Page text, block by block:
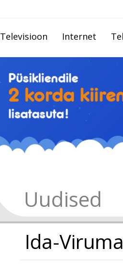
Televisioon Internet
Uudised
Ida-